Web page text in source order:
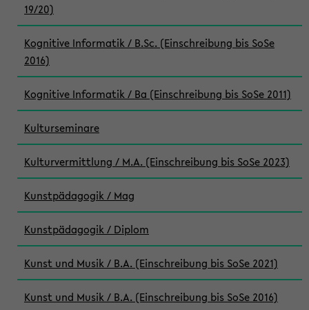
19/20)
Kognitive Informatik / B.Sc. (Einschreibung bis SoSe
2016)
Kognitive Informatik / Ba (Einschreibung bis SoSe 2011)
Kulturseminare
Kulturvermittlung / M.A. (Einschreibung bis SoSe 2023)
Kunstpädagogik / Mag
Kunstpädagogik / Diplom
Kunst und Musik / B.A. (Einschreibung bis SoSe 2021)
Kunst und Musik / B.A. (Einschreibung bis SoSe 2016)